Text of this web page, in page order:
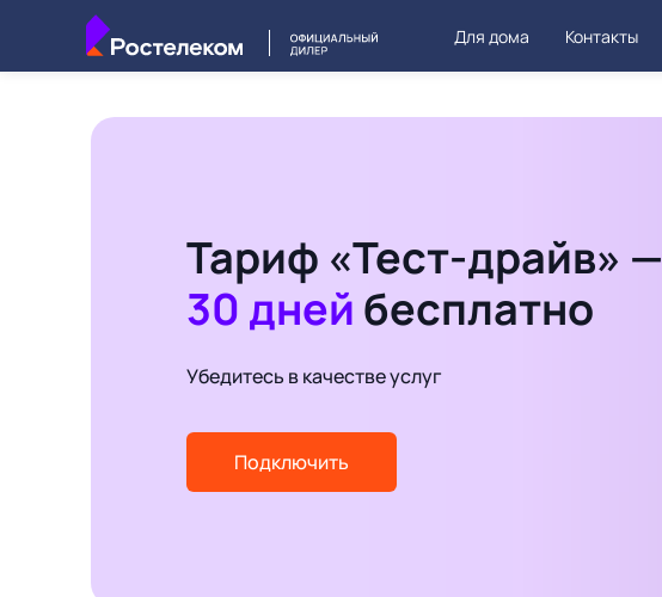
Для дома Контакты
Тариф «Тест-драйв» —
30 дней бесплатно
Убедитесь в качестве услуг
Подключить